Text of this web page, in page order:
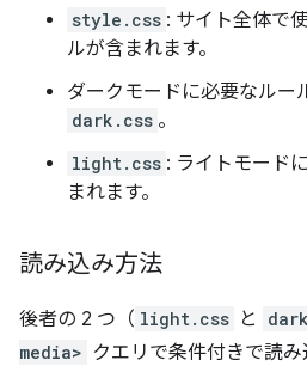
style.css : サイト全体で
ルが含まれます。
ダークモードに必要なルー
dark.css 。
light.css : ライトモード
まれます。
読み込み方法
後者の 2 つ（ light.css と
media> クエリで条件付きで読み